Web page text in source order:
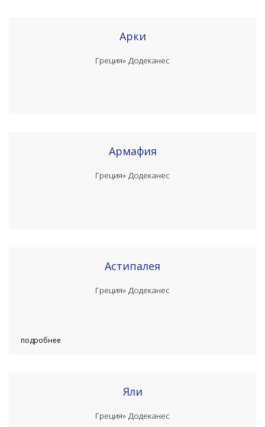
Арки
Греция» Додеканес
Армафия
Греция» Додеканес
Астипалея
Греция» Додеканес
подробнее
Яли
Греция» Додеканес